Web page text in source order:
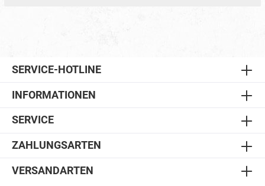
SERVICE-HOTLINE
INFORMATIONEN
SERVICE
ZAHLUNGSARTEN
VERSANDARTEN